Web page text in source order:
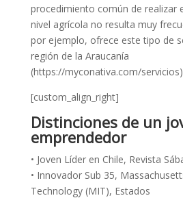
procedimiento común de realizar
nivel agrícola no resulta muy
por ejemplo, ofrece este tipo de
región de la Araucanía
(https://myconativa.com/
[custom_align_right]
Distinciones de un
emprendedor
• Joven Líder en Chile, Revista
• Innovador Sub 35,
Technology (MIT), Estados